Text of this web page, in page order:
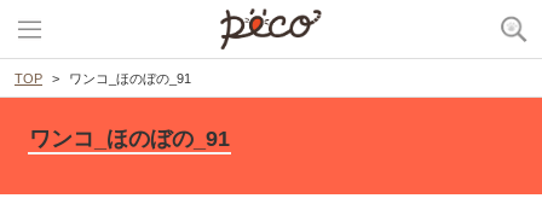
TOP ワンコ_ほのぼの_91
ワンコ_ほのぼの_91